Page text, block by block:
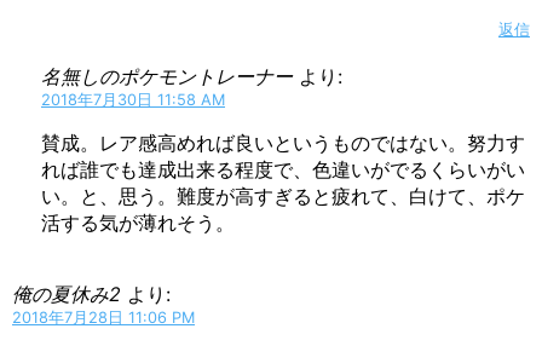
返信
名無しのポケモントレーナー より:
2018年7月30日 11:58 AM
賛成。レア感高めれば良いというものではない。努力す
れば誰でも達成出来る程度で、色違いがでるくらいがい
い。と、思う。難度が高すぎると疲れて、白けて、ポケ
活する気が薄れそう。
俺の夏休み2 より:
2018年7月28日 11:06 PM